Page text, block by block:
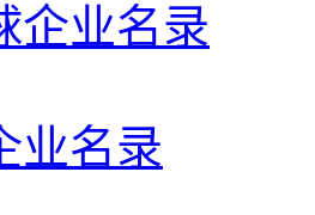
企业名录
业名录